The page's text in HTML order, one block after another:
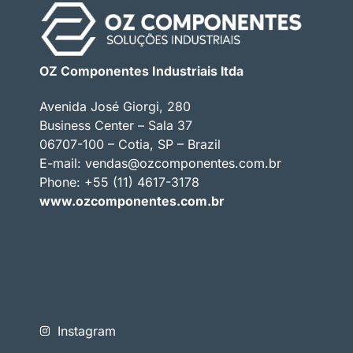
OZ Componentes Industriais ltda
Avenida José Giorgi, 280
Business Center – Sala 37
06707-100 – Cotia, SP – Brazil
E-mail: vendas@ozcomponentes.com.br
Phone: +55 (11) 4617-3178
www.ozcomponentes.com.br
Instagram